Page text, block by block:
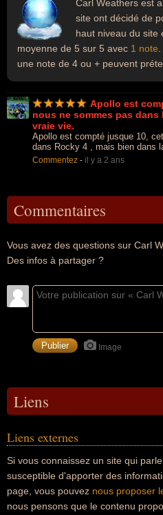
Carl Weathers est
site ont décidé de
haut niveau du site
moyenne de 5 sur 5 avec 1 note
une note de 4 ou + peuvent
Apollo est
nous ne sommes pas
vraie vie.
Apollo est compté jusque 10,
dans Rocky 4 , mais bien dans
Commentez - il y a 2 ans
Commentaires
Vous avez des questions sur Carl
Des infos à partager ?
Image
Liens
Liens externes
Si vous connaissez un site qui
susceptible d'apporter des
page, vous pouvez nous proposer
nous pensons que le contenu